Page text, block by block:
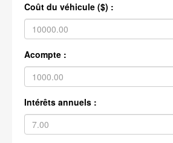
Coût du véhicule ($) :
Acompte :
Intérêts annuels :